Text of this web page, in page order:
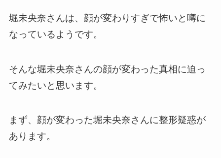
堀未央奈さんは、顔が変わりすぎで怖いと噂に
なっているようです。
そんな堀未央奈さんの顔が変わった真相に迫っ
てみたいと思います。
まず、顔が変わった堀未央奈さんに整形疑惑が
あります。